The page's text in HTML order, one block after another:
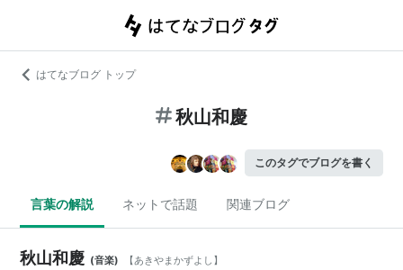
はてなブログ トップ
秋山和慶
このタグでブログを書く
言葉の解説 ネットで話題 関連ブログ
秋山和慶 (音楽) 【あきやまかずよし 】